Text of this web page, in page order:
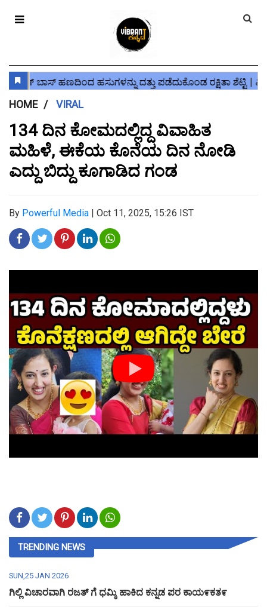
HOME VIRAL
134 ದಿನ ಕೋಮದಲ್ಲಿದ್ದ ವಿವಾಹಿತ
ಮಹಿಳೆ, ಈಕೆಯ ಕೊನೆಯ ದಿನ ನೋಡಿ
ಎದ್ದು ಬಿದ್ದು ಕೂಗಾಡಿದ ಗಂಡ
By Powerful Media | Oct 11, 2025, 15:26 IST
TRENDING NEWS
SUN,25 JAN 2026
ಗಿಲ್ಲಿ ವಿಚಾರವಾಗಿ ರಜತ್ ಗೆ ಧಮ್ಕಿ ಹಾಕಿದ ಕನ್ನಡ ಪರ ಕಾಯ೯ಕತ೯